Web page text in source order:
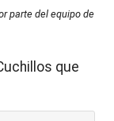
parte del equipo de
que